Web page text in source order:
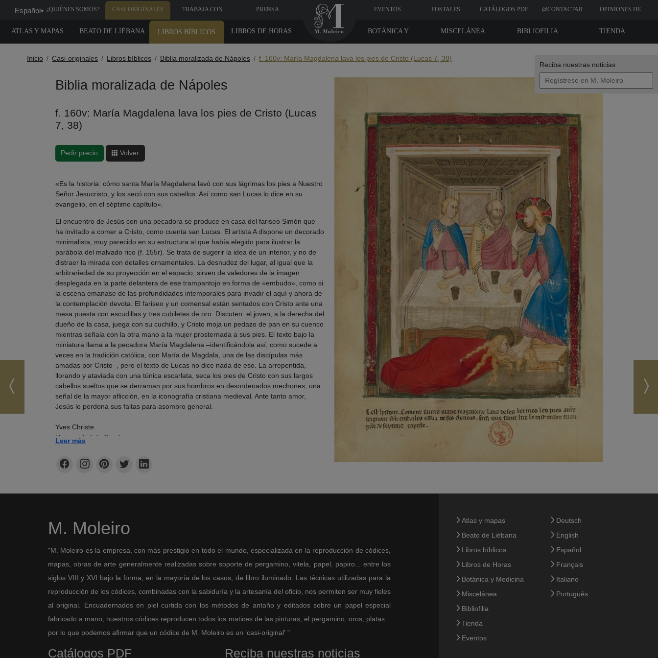
Reciba nuestras noticias
Español▾ ¿QUIÉNES SOMOS? CASI-ORIGINALES TRABAJA CON PRENSA EVENTOS POSTALES CATÁLOGOS PDF @CONTACTAR OPINIONES DE
ATLAS Y MAPAS BEATO DE LIÉBANA LIBROS BÍBLICOS LIBROS DE HORAS TIENDA
BIBLIOFILIA
MISCELÁNEA
BOTÁNICA Y
Inicio Casi-originales Libros bíblicos Biblia moralizada de Nápoles f. 160v: María Magdalena lava los pies de Cristo (Lucas 7, 38)
Biblia moralizada de Nápoles
f. 160v: María Magdalena lava los pies de Cristo (Lucas
7, 38)
Pedir precio Volver
«Es la historia: cómo santa María Magdalena lavó con sus lágrimas los pies a Nuestro
Señor Jesucristo, y los secó con sus cabellos. Así como san Lucas lo dice en su
evangelio, en el séptimo capítulo».
El encuentro de Jesús con una pecadora se produce en casa del fariseo Simón que
ha invitado a comer a Cristo, como cuenta san Lucas. El artista A dispone un decorado
minimalista, muy parecido en su estructura al que había elegido para ilustrar la
parábola del malvado rico (f. 155r). Se trata de sugerir la idea de un interior, y no de
distraer la mirada con detalles ornamentales. La desnudez del lugar, al igual que la
arbitrariedad de su proyección en el espacio, sirven de valedores de la imagen
desplegada en la parte delantera de ese trampantojo en forma de «embudo», como si
la escena emanase de las profundidades intemporales para invadir el aquí y ahora de
la contemplación devota. El fariseo y un comensal están sentados con Cristo ante una
mesa puesta con escudillas y tres cubiletes de oro. Discuten: el joven, a la derecha del
dueño de la casa, juega con su cuchillo, y Cristo moja un pedazo de pan en su cuenco
mientras señala con la otra mano a la mujer prosternada a sus pies. El texto bajo la
miniatura llama a la pecadora María Magdalena –identificándola así, como sucede a
veces en la tradición católica, con María de Magdala, una de las discípulas más
amadas por Cristo–, pero el texto de Lucas no dice nada de eso. La arrepentida,
llorando y ataviada con una túnica escarlata, seca los pies de Cristo con sus largos
cabellos sueltos que se derraman por sus hombros en desordenados mechones, una
señal de la mayor aflicción, en la iconografía cristiana medieval. Ante tanto amor,
Jesús le perdona sus faltas para asombro general.
Yves Christe
Universidad de Ginebra
Centro de Investigación de Manuscritos Iluminados, Bibliothèque nationale de France
(Fragmento del libro de estudio
Leer más
M. Moleiro
"M. Moleiro es la empresa, con más prestigio en todo el mundo, especializada en la reproducción de códices,
mapas, obras de arte generalmente realizadas sobre soporte de pergamino, vitela, papel, papiro... entre los
siglos VIII y XVI bajo la forma, en la mayoría de los casos, de libro iluminado. Las técnicas utilizadas para la
reproducción de los códices, combinadas con la sabiduría y la artesanía del oficio, nos permiten ser muy fieles
al original. Encuadernados en piel curtida con los métodos de antaño y editados sobre un papel especial
fabricado a mano, nuestros códices reproducen todos los matices de las pinturas, el pergamino, oros, platas...
por lo que podemos afirmar que un códice de M. Moleiro es un 'casi-original' "
Catálogos PDF Reciba nuestras noticias
Atlas y mapas
Beato de Liébana
Libros bíblicos
Libros de Horas
Botánica y Medicina
Miscelánea
Bibliofilia
Tienda
Eventos
Deutsch
English
Español
Français
Italiano
Português